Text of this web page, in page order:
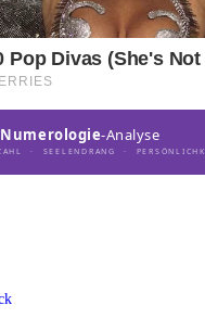
Numerologie-Analyse
· SEELENDRANG ·